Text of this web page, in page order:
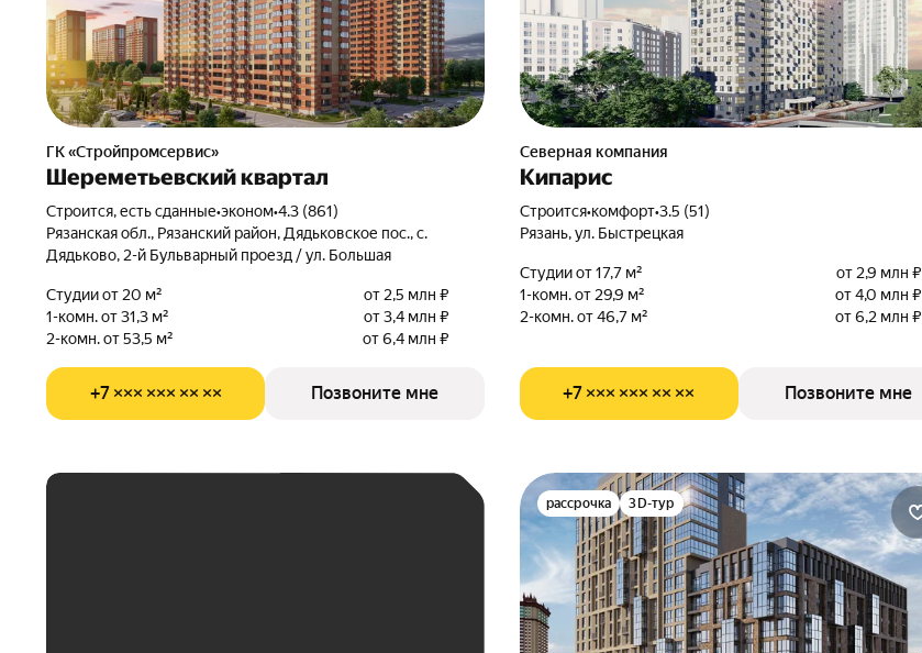
ГК «Стройпромсервис»
Шереметьевский квартал
Строится, есть сданные•эконом•4.3 (861)
Рязанская обл., Рязанский район, Дядьковское пос., с.
Дядьково, 2-й Бульварный проезд / ул. Большая
Студии от 20 м²
от 2,5 млн ₽
1-комн. от 31,3 м²
от 3,4 млн ₽
2-комн. от 53,5 м²
от 6,4 млн ₽
+7 ××× ××× ×× ×× Позвоните мне
Северная компания
Кипарис
Строится•комфорт•3.5 (51)
Рязань, ул. Быстрецкая
Студии от 17,7 м²
от 2,9 млн ₽
1-комн. от 29,9 м²
от 4,0 млн ₽
2-комн. от 46,7 м²
от 6,2 млн ₽
+7 ××× ××× ×× ×× Позвоните мне
рассрочка 3D-тур